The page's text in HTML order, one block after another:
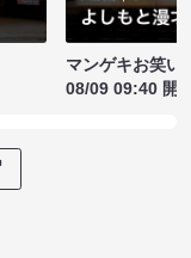
マンゲキお笑い
08/09 09:40 開